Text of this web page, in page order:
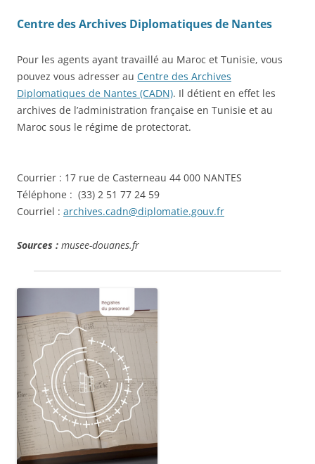
Centre des Archives Diplomatiques de Nantes
Pour les agents ayant travaillé au Maroc et Tunisie, vous
pouvez vous adresser au Centre des Archives
Diplomatiques de Nantes (CADN). Il détient en effet les
archives de l’administration française en Tunisie et au
Maroc sous le régime de protectorat.
Courrier : 17 rue de Casterneau 44 000 NANTES
Téléphone : (33) 2 51 77 24 59
Courriel : archives.cadn@diplomatie.gouv.fr
Sources : musee-douanes.fr